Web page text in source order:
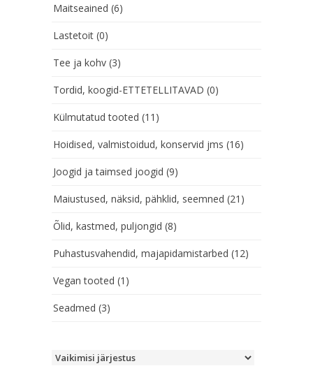
Maitseained (6)
Lastetoit (0)
Tee ja kohv (3)
Tordid, koogid-ETTETELLITAVAD (0)
Külmutatud tooted (11)
Hoidised, valmistoidud, konservid jms (16)
Joogid ja taimsed joogid (9)
Maiustused, näksid, pähklid, seemned (21)
Õlid, kastmed, puljongid (8)
Puhastusvahendid, majapidamistarbed (12)
Vegan tooted (1)
Seadmed (3)